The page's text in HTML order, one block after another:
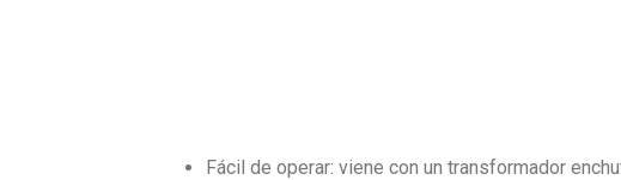
Fácil de operar: viene con un transformador